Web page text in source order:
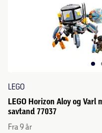
LEGO
LEGO Horizon Aloy og
savtand 77037
Fra 9 år